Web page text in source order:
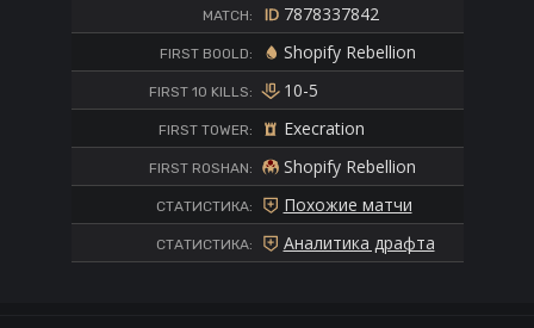
MATCH: 7878337842
FIRST BOOLD: Shopify Rebellion
FIRST 10 KILLS: 10-5
FIRST TOWER: Execration
FIRST ROSHAN: Shopify Rebellion
СТАТИСТИКА: Похожие матчи
СТАТИСТИКА: Аналитика драфта